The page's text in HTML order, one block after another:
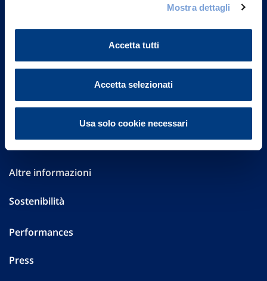
Mostra dettagli
Accetta tutti
Accetta selezionati
Usa solo cookie necessari
Via Ignazio Gardella, 2
Investor Relations
Altre informazioni
Sostenibilità
Performances
Press